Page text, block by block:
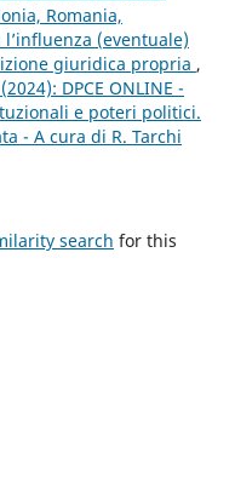
Romania,
(eventuale)
giuridica propria ,
DPCE ONLINE -
e poteri politici.
- A cura di R. Tarchi
search for this